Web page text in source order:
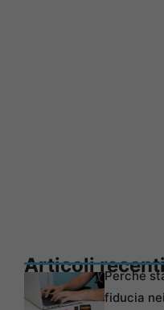
Articoli
Perché
fiducia